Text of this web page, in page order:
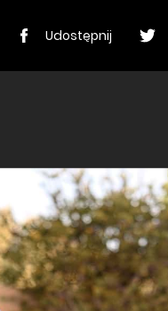
Udostępnij